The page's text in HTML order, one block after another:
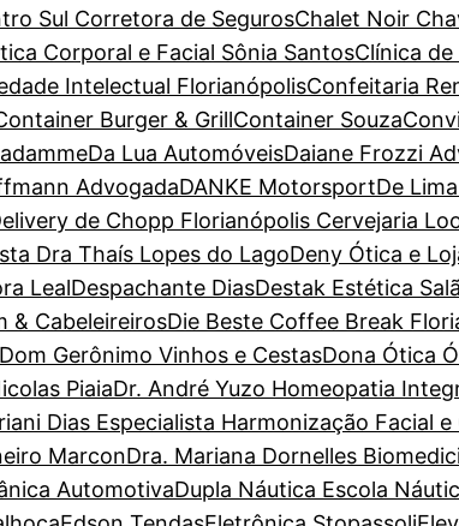
Sul Corretora de SegurosChalet Noir
Corporal e Facial Sônia SantosClínica
Intelectual FlorianópolisConfeitaria
Burger & GrillContainer Souza
Da Lua AutomóveisDaiane Frozzi
AdvogadaDANKE MotorsportDe
de Chopp Florianópolis Cervejaria
Dra Thaís Lopes do LagoDeny Ótica e
LealDespachante DiasDestak Estética
& CabeleireirosDie Beste Coffee Break
Dom Gerônimo Vinhos e CestasDona Ótica
PiaiaDr. André Yuzo Homeopatia
Dias Especialista Harmonização Facial
MarconDra. Mariana Dornelles
AutomotivaDupla Náutica Escola